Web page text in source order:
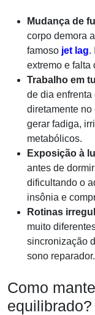
Mudança de
corpo demora
famoso jet lag.
extremo e falta
Trabalho em
de dia
diretamente
gerar fadiga,
metabólicos.
Exposição à
antes de
dificultando o
insônia e
Rotinas
muito
sincronização
sono reparador.
Como
equilibrado?